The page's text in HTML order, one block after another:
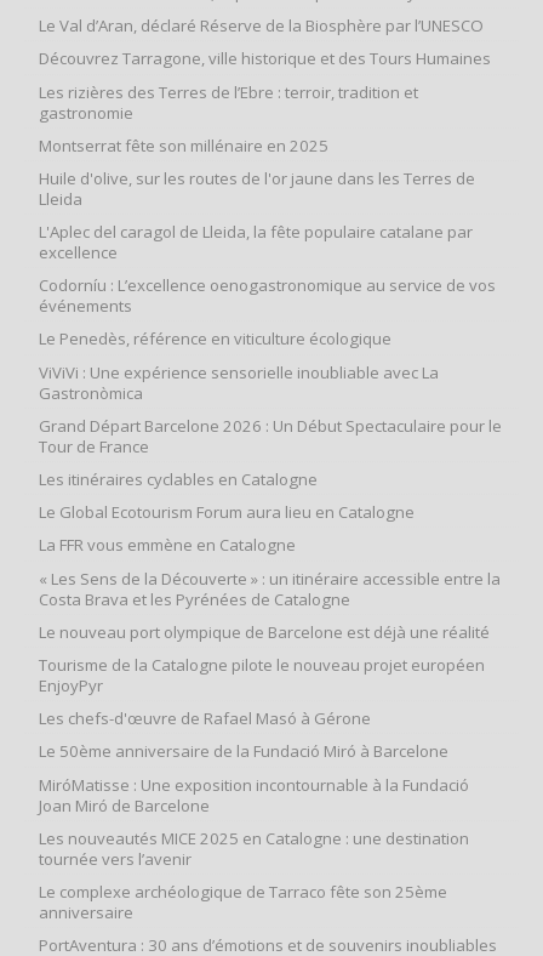
Le Val d’Aran, déclaré Réserve de la Biosphère par l’UNESCO
Découvrez Tarragone, ville historique et des Tours Humaines
Les rizières des Terres de l’Ebre : terroir, tradition et
gastronomie
Montserrat fête son millénaire en 2025
Huile d'olive, sur les routes de l'or jaune dans les Terres de
Lleida
L'Aplec del caragol de Lleida, la fête populaire catalane par
excellence
Codorníu : L’excellence oenogastronomique au service de vos
événements
Le Penedès, référence en viticulture écologique
ViViVi : Une expérience sensorielle inoubliable avec La
Gastronòmica
Grand Départ Barcelone 2026 : Un Début Spectaculaire pour le
Tour de France
Les itinéraires cyclables en Catalogne
Le Global Ecotourism Forum aura lieu en Catalogne
La FFR vous emmène en Catalogne
« Les Sens de la Découverte » : un itinéraire accessible entre la
Costa Brava et les Pyrénées de Catalogne
Le nouveau port olympique de Barcelone est déjà une réalité
Tourisme de la Catalogne pilote le nouveau projet européen
EnjoyPyr
Les chefs-d'œuvre de Rafael Masó à Gérone
Le 50ème anniversaire de la Fundació Miró à Barcelone
MiróMatisse : Une exposition incontournable à la Fundació
Joan Miró de Barcelone
Les nouveautés MICE 2025 en Catalogne : une destination
tournée vers l’avenir
Le complexe archéologique de Tarraco fête son 25ème
anniversaire
PortAventura : 30 ans d’émotions et de souvenirs inoubliables